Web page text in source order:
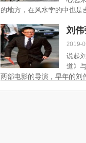
的地方，在风水学的中也是
刘伟
2019-
说起
道》
两部电影的导演，早年的刘